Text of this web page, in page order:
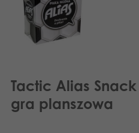
Tactic Alias
gra planszowa